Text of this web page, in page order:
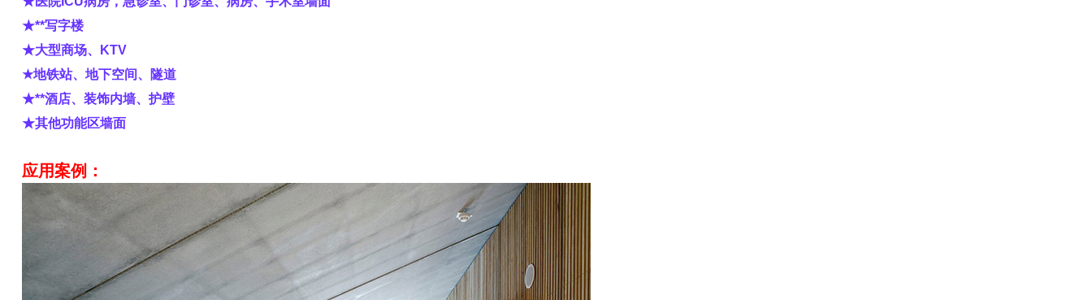
★**写字楼
★大型商场、KTV
★地铁站、地下空间、隧道
★**酒店、装饰内墙、护壁
★其他功能区墙面
应用案例：